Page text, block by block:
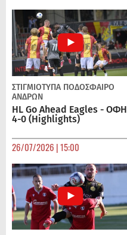
ΣΤΙΓΜΙΟΤΥΠΑ ΠΟΔΌΣΦΑΙΡΟ
ΑΝΔΡΏΝ
HL Go Ahead Eagles - ΟΦΗ
4-0 (Highlights)
26/07/2026 | 15:00